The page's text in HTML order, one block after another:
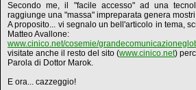
Secondo me, il "facile accesso" ad una
raggiunge una "massa" impreparata genera
A proposito... vi segnalo un bell'articolo in tema,
Matteo Avallone:
www.cinico.net/cosemie/
visitate anche il resto del sito (www.cinico.net)
Parola di Dottor Marok.
E ora... cazzeggio!